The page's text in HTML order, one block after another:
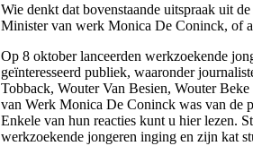
Wie denkt dat bovenstaande uitspraak uit
Minister van werk Monica De Coninck, of
Op 8 oktober lanceerden werkzoekende
geïnteresseerd publiek, waaronder
Tobback, Wouter Van Besien, Wouter
van Werk Monica De Coninck was van de
Enkele van hun reacties kunt u hier lezen.
werkzoekende jongeren inging en zijn kat